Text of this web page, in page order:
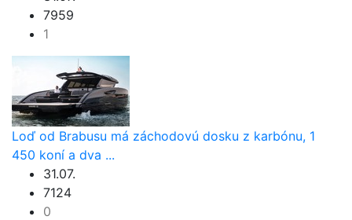
7959
1
Loď od Brabusu má záchodovú dosku z karbónu, 1
450 koní a dva ...
31.07.
7124
0